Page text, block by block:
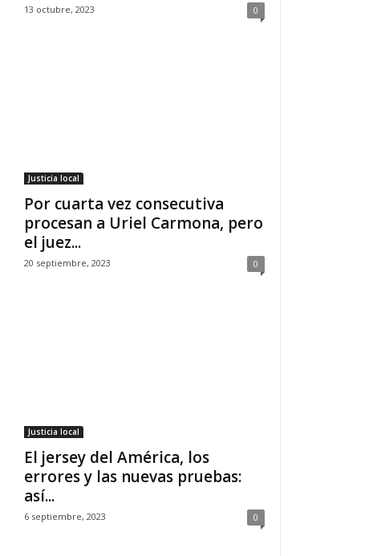
13 octubre, 2023 0
Justicia local
Por cuarta vez consecutiva
procesan a Uriel Carmona, pero
el juez...
20 septiembre, 2023 0
Justicia local
El jersey del América, los
errores y las nuevas pruebas:
así...
6 septiembre, 2023 0